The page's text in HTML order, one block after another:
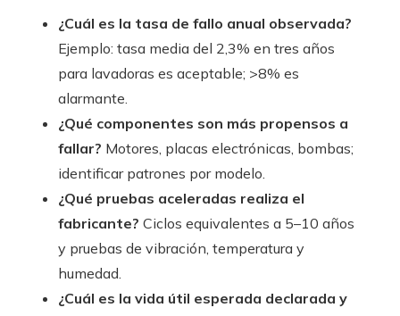
¿Cuál es la tasa de fallo anual observada?
Ejemplo: tasa media del 2,3% en tres años
para lavadoras es aceptable; >8% es
alarmante.
¿Qué componentes son más propensos a
fallar? Motores, placas electrónicas, bombas;
identificar patrones por modelo.
¿Qué pruebas aceleradas realiza el
fabricante? Ciclos equivalentes a 5–10 años
y pruebas de vibración, temperatura y
humedad.
¿Cuál es la vida útil esperada declarada y